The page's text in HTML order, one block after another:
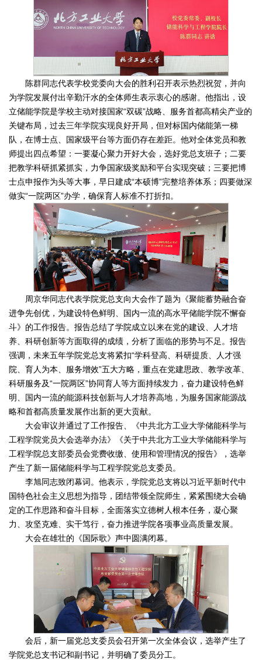
陈群同志代表学校党委向大会的胜利召开表示热烈祝贺，并向
为学院发展付出辛勤汗水的全体师生表示衷心的感谢。他指出，设
立储能学院是学校主动对接国家“双碳”战略、服务首都高精尖产业的
关键布局，过去三年学院实现良好开局，但对标国内储能第一梯
队，在博士点、国家级平台等方面仍存在差距。他对全体党员和教
师提出四点希望：一要凝心聚力开好大会，选好党总支班子；二要
把教学科研抓紧抓实，力争国家级奖励和平台实现突破；三要把博
士点申报作为头等大事，早日建成“本硕博”完整培养体系；四要做深
做实“一院两区”办学，确保育人标准不打折扣。
周京华同志代表学院党总支向大会作了题为《聚能蓄势融合奋
进争先创优，为建设特色鲜明、国内一流的高水平储能学院不懈奋
斗》的工作报告。报告总结了学院成立以来在党的建设、人才培
养、科研创新等方面取得的成绩，分析了面临的形势与不足。报告
强调，未来五年学院党总支将紧扣“学科登高、科研提质、人才强
院、育人为本、服务增效”五大方略，重点在党建思政、教学改革、
科研服务及“一院两区”协同育人等方面持续发力，奋力建设特色鲜
明、国内一流的能源科技创新与人才培养高地，为服务国家能源战
略和首都高质量发展作出新的更大贡献。
大会审议并通过了工作报告、《中共北方工业大学储能科学与
工程学院党员大会选举办法》《关于中共北方工业大学储能科学与
工程学院总支部委员会党费收缴、使用和管理情况的报告》，选举
产生了新一届储能科学与工程学院党总支委员。
李旭同志致闭幕词。他表示，学院党总支将以习近平新时代中
国特色社会主义思想为指导，团结带领全院师生，紧紧围绕大会确
定的工作思路和奋斗目标，全面落实立德树人根本任务，凝心聚
力、攻坚克难、实干笃行，奋力推进学院各项事业高质量发展。
大会在雄壮的《国际歌》声中圆满闭幕。
会后，新一届党总支委员会召开第一次全体会议，选举产生了
学院党总支书记和副书记，并明确了委员分工。